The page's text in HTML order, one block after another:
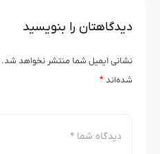
دیدگاهتان را بنویسید
نشانی ایمیل شما منتشر نخواهد شد.
شده‌اند*